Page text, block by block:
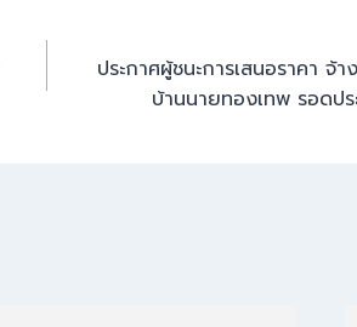
ประกาศผู้ชนะการเสนอราคา
บ้านนายทองเทพ รอดปร